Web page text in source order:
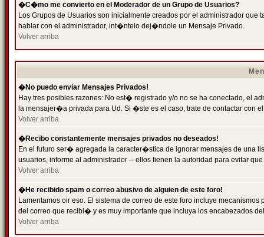
�C�mo me convierto en el Moderador de un Grupo de Usuarios?
Los Grupos de Usuarios son inicialmente creados por el administrador
hablar con el administrador, int�ntelo dej�ndole un Mensaje Privado.
Volver arriba
�No puedo enviar Mensajes Privados!
Hay tres posibles razones: No est� registrado y/o no se ha conectado, el
la mensajer�a privada para Ud. Si �ste es el caso, trate de contactar con
Volver arriba
�Recibo constantemente mensajes privados no deseados!
En el futuro ser� agregada la caracter�stica de ignorar mensajes de una
usuarios, informe al administrador -- ellos tienen la autoridad para evitar
Volver arriba
�He recibido spam o correo abusivo de alguien de este foro!
Lamentamos oir eso. El sistema de correo de este foro incluye
del correo que recibi� y es muy importante que incluya los encabezados
Volver arriba